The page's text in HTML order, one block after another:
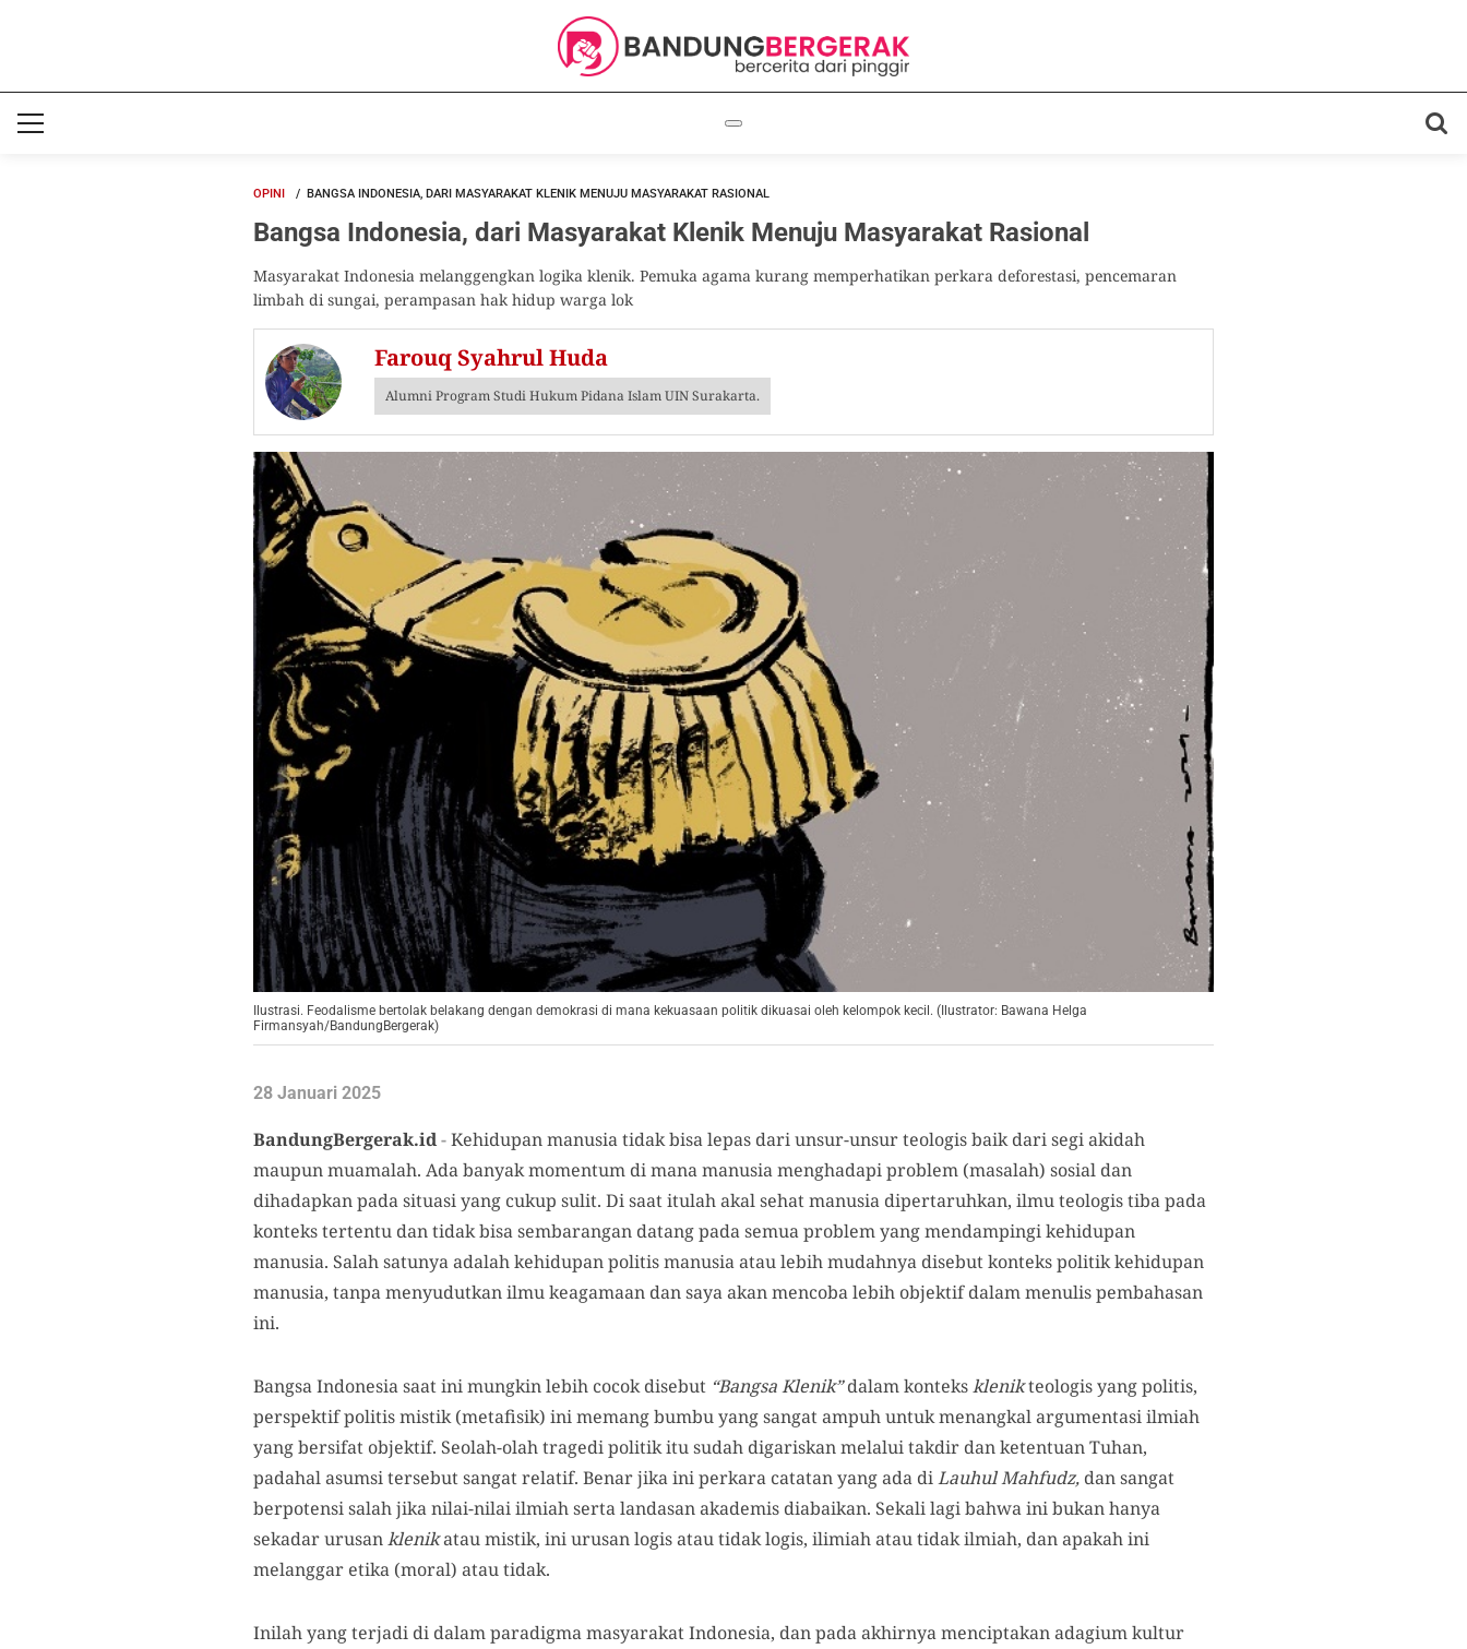
OPINI BANGSA INDONESIA, DARI MASYARAKAT KLENIK MENUJU MASYARAKAT RASIONAL
Bangsa Indonesia, dari Masyarakat Klenik Menuju Masyarakat Rasional
Masyarakat Indonesia melanggengkan logika klenik. Pemuka agama kurang memperhatikan perkara deforestasi, pencemaran
limbah di sungai, perampasan hak hidup warga lok
Farouq Syahrul Huda
Alumni Program Studi Hukum Pidana Islam UIN Surakarta.
Ilustrasi. Feodalisme bertolak belakang dengan demokrasi di mana kekuasaan politik dikuasai oleh kelompok kecil. (Ilustrator: Bawana Helga
Firmansyah/BandungBergerak)
28 Januari 2025
BandungBergerak.id-Kehidupan manusia tidak bisa lepas dari unsur-unsur teologis baik dari segi akidah
maupun muamalah. Adabanyak momentum di mana manusia menghadapi problem (masalah) sosial dan
dihadapkan pada situasi yang cukup sulit. Di saat itulah akal sehat manusia dipertaruhkan, ilmu teologis tiba pada
konteks tertentu dan tidak bisa sembarangan datang pada semua problem yang mendampingi kehidupan
manusia. Salah satunya adalah kehidupan politis manusia atau lebih mudahnya disebut konteks politik kehidupan
manusia, tanpa menyudutkan ilmu keagamaan dan saya akan mencoba lebih objektif dalam menulis pembahasan
ini.
Bangsa Indonesia saat ini mungkin lebih cocok disebut “Bangsa Klenik”dalam konteksklenikteologis yang politis,
perspektif politis mistik (metafisik) ini memang bumbu yang sangat ampuh untuk menangkal argumentasi ilmiah
yang bersifat objektif. Seolah-olah tragedi politik itu sudah digariskan melalui takdir dan ketentuan Tuhan,
padahal asumsi tersebut sangat relatif. Benar jika ini perkara catatan yang ada diLauhul Mahfudz, dan sangat
berpotensi salah jika nilai-nilai ilmiah serta landasan akademis diabaikan. Sekali lagi bahwa ini bukan hanya
sekadar urusanklenikatau mistik, ini urusan logis atau tidak logis, ilimiah atau tidak ilmiah, dan apakah ini
melanggar etika (moral) atau tidak.
Inilah yang terjadi di dalam paradigma masyarakat Indonesia, dan pada akhirnya menciptakan adagium kultur